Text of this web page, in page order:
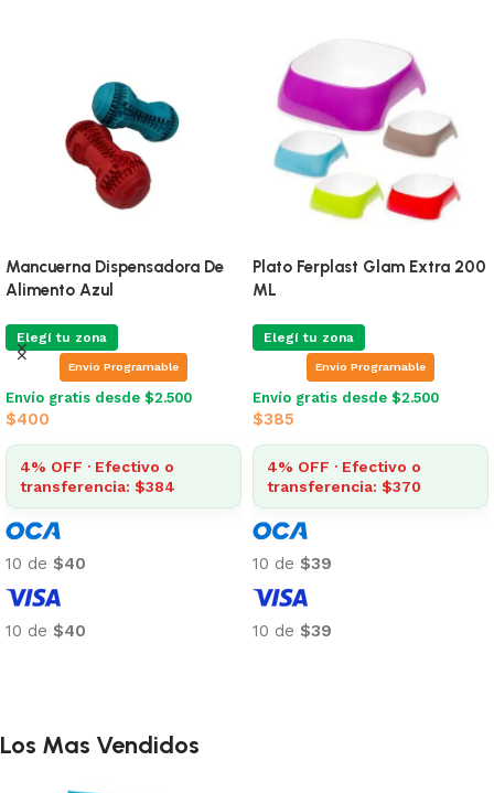
Mancuerna Dispensadora De
Alimento Azul
Elegí tu zona
Envio Programable
Envío gratis desde $2.500
$400
4% OFF · Efectivo o
transferencia: $384
10 de $40
10 de $40
Plato Ferplast Glam Extra 200
ML
Elegí tu zona
Envio Programable
Envío gratis desde $2.500
$385
4% OFF · Efectivo o
transferencia: $370
10 de $39
10 de $39
Los Mas Vendidos